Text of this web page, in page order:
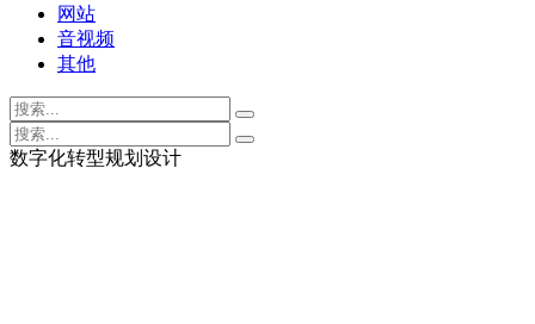
网站
音视频
其他
数字化转型规划设计